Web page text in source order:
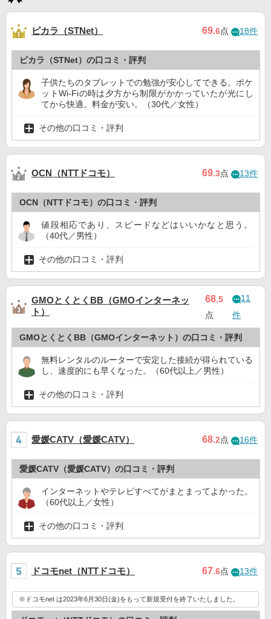
ピカラ（STNet） 69.6点 18件
ピカラ（STNet）の口コミ・評判
子供たちのタブレットでの勉強が安心してできる。ポケ
ットWi-Fiの時は夕方から制限がかかっていたが光にし
てから快適。料金が安い。（30代／女性）
その他の口コミ・評判
OCN（NTTドコモ） 69.3点 13件
OCN（NTTドコモ）の口コミ・評判
値段相応であり、スピードなどはいいかなと思う。
（40代／男性）
その他の口コミ・評判
GMOとくとくBB（GMOインターネッ
ト）
68.5
点
11
件
GMOとくとくBB（GMOインターネット）の口コミ・評判
無料レンタルのルーターで安定した接続が得られている
し、速度的にも早くなった。（60代以上／男性）
その他の口コミ・評判
愛媛CATV（愛媛CATV） 68.2点 16件
愛媛CATV（愛媛CATV）の口コミ・評判
インターネットやテレビすべてがまとまってよかった。
（60代以上／女性）
その他の口コミ・評判
ドコモnet（NTTドコモ） 67.6点 13件
※ドコモnet は2023年6月30日(金)をもって新規受付を終了いたしました。